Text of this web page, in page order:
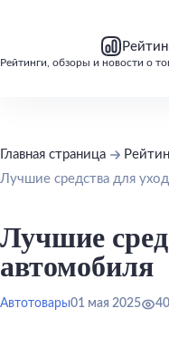
Рейтинги, обзоры и новости о
Главная страница
Лучшие средства для
Лучшие
автомобиля
Автотовары01 мая 2025